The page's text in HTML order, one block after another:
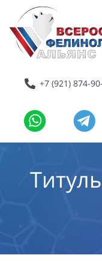
+7 (921) 874-